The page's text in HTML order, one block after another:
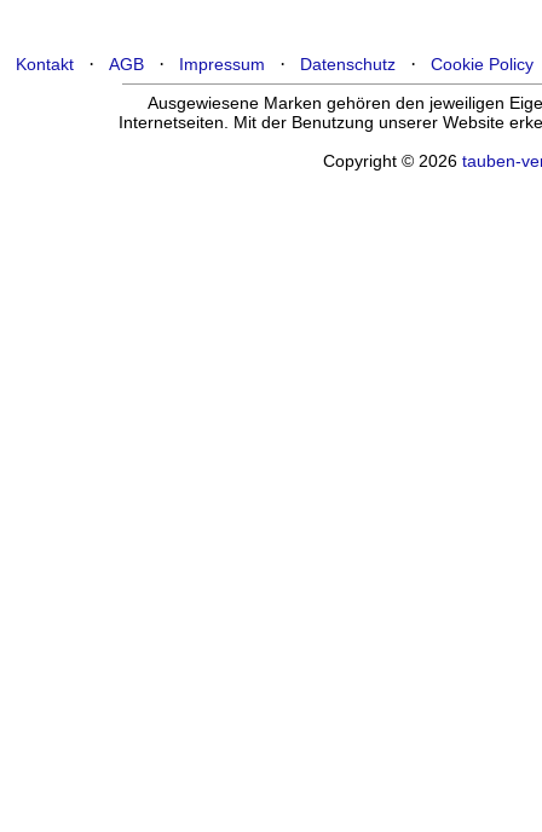
Kontakt· AGB· Impressum · Datenschutz· Cookie Policy
Ausgewiesene Marken gehören den jeweiligen
Internetseiten. Mit der Benutzung unserer Website
Copyright © 2026 tauben-